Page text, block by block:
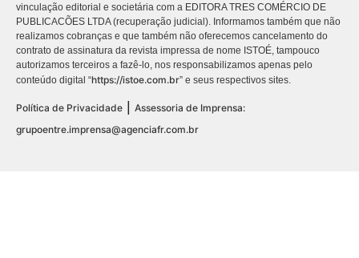
vinculação editorial e societária com a EDITORA TRES COMÉRCIO DE
PUBLICACÕES LTDA (recuperação judicial). Informamos também que não
realizamos cobranças e que também não oferecemos cancelamento do
contrato de assinatura da revista impressa de nome ISTOÉ, tampouco
autorizamos terceiros a fazê-lo, nos responsabilizamos apenas pelo
conteúdo digital “https://istoe.com.br” e seus respectivos sites.
Política de Privacidade
Assessoria de Imprensa:
grupoentre.imprensa@agenciafr.com.br